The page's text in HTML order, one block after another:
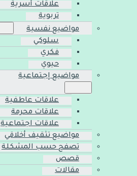
علاقات أسرية
تربوية
مواضيع نفسية
سلوكي
فكري
حيوي
مواضيع إجتماعية
علاقات عاطفية
علاقات محرمة
علاقات اجتماعية
مواضيع تثقيف أخلاقي
تصفح حسب المشكلة
قصص
مقالات